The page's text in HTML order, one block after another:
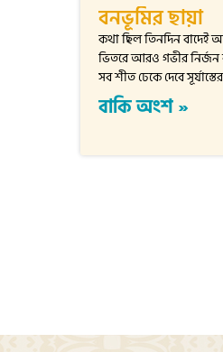
বনভূমির ছায়া
কথা ছিল তিনদিন বাদেই
ভিতরে আরও গভীর
সব শীত ঢেকে দেবে
বাকি অংশ »